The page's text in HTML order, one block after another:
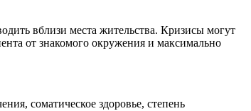
вблизи места жительства. Кризисы могут
от знакомого окружения и максимально
соматическое здоровье, степень